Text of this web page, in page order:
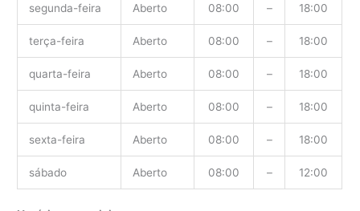
segunda-feira Aberto 08:00 – 18:00
terça-feira Aberto 08:00 – 18:00
quarta-feira Aberto 08:00 – 18:00
quinta-feira Aberto 08:00 – 18:00
sexta-feira Aberto 08:00 – 18:00
sábado Aberto 08:00 – 12:00